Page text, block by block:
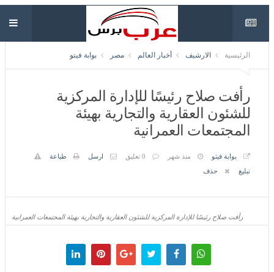
الرئيسية الارشيف أخبار العالم بوابة فيتو
رأفت صلاح رئيسًا للإدارة المركزية
للشئون العقارية والتجارية بهيئة
المجتمعات العمرانية